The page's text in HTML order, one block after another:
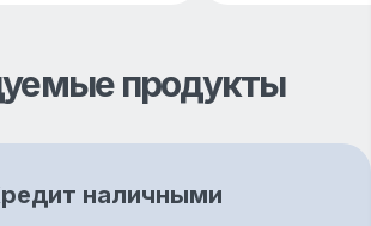
продукты
наличными